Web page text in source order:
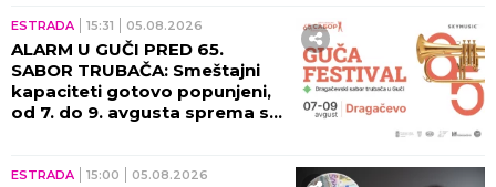
ESTRADA 15:31 05.08.2026
ALARM U GUČI PRED 65.
SABOR TRUBAČA: Smeštajni
kapaciteti gotovo popunjeni,
od 7. do 9. avgusta sprema se
ESTRADA 15:00 05.08.2026